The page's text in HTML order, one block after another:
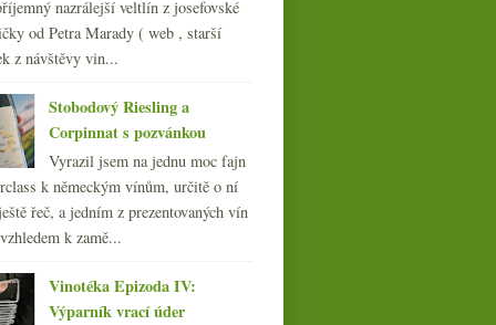
nazrálejší veltlín z josefovské
od Petra Marady ( web , starší
z návštěvy vin...
Stobodový Riesling a
Corpinnat s pozvánkou
Vyrazil jsem na jednu moc fajn
k německým vínům, určitě o ní
řeč, a jedním z prezentovaných vín
k zamě...
Vinotéka Epizoda IV:
Výparník vrací úder